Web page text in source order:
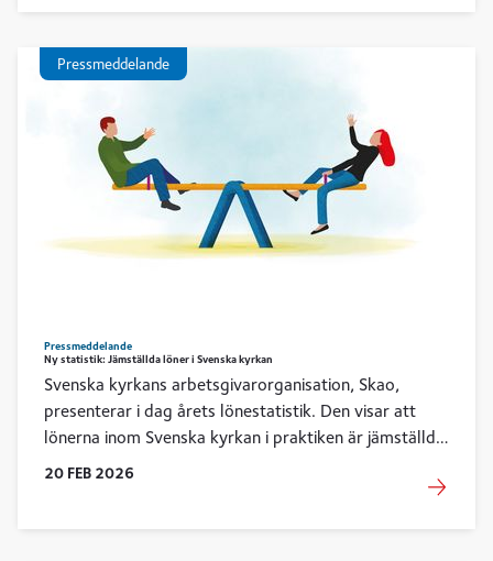
Pressmeddelande
Pressmeddelande
Ny statistik: Jämställda löner i Svenska kyrkan
Svenska kyrkans arbetsgivarorganisation, Skao,
presenterar i dag årets lönestatistik. Den visar att
lönerna inom Svenska kyrkan i praktiken är jämställda.
Kvinnors genomsnittslön motsvarar 99 procent av
20 FEB 2026